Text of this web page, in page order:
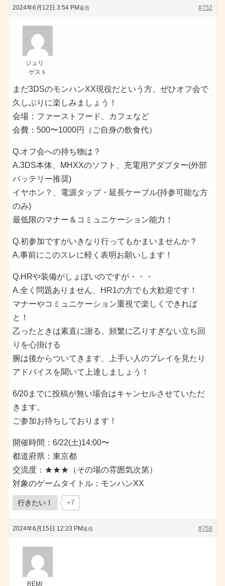
2024年6月12日 3:54 PM #752
返信
ジュリ
ゲスト
まだ3DSのモンハンXX現役だという方、ぜひオフ会で
久しぶりに楽しみましょう！
会場：ファーストフード、カフェなど
会費：500〜1000円（ご自身の飲食代）
Q.オフ会への持ち物は？
A.3DS本体、MHXXのソフト、充電用アダプター(外部
バッテリー推奨)
イヤホン？、電源タップ・延長ケーブル(持参可能な方
のみ)
最低限のマナー＆コミュニケーション能力！
Q.初参加ですがいきなり行ってもかまいませんか？
A.事前にこのスレに軽く表明お願いします！
Q.HRや装備がしょぼいのですが・・・
A.全く問題ありません、HR1の方でも大歓迎です！
マナーやコミュニケーション重視で楽しくできれば
と！
乙ったときは素直に謝る、頻繁に乙りすぎない立ち回
りを心掛ける
腕は後からついてきます、上手い人のプレイを見たり
アドバイスを聞いて上達しましょう！
6/20までに投稿が無い場合はキャンセルさせていただ
きます。
ご参加お待ちしております！
開催時間：6/22(土)14:00〜
都道府県：東京都
交流度：★★★（その場の雰囲気次第）
対象のゲームタイトル：モンハンXX
行きたい！ +7
2024年6月15日 12:23 PM #758
返信
REMI